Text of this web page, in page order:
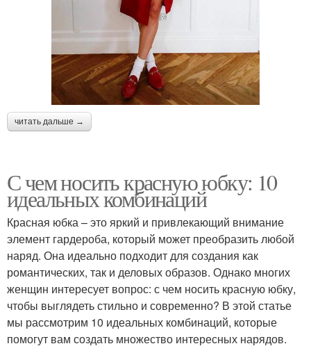
читать дальше →
С чем носить красную юбку: 10
идеальных комбинаций
Красная юбка – это яркий и привлекающий внимание
элемент гардероба, который может преобразить любой
наряд. Она идеально подходит для создания как
романтических, так и деловых образов. Однако многих
женщин интересует вопрос: с чем носить красную юбку,
чтобы выглядеть стильно и современно? В этой статье
мы рассмотрим 10 идеальных комбинаций, которые
помогут вам создать множество интересных нарядов.